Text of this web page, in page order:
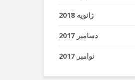
ژانویه 2018
دسامبر 2017
نوامبر 2017